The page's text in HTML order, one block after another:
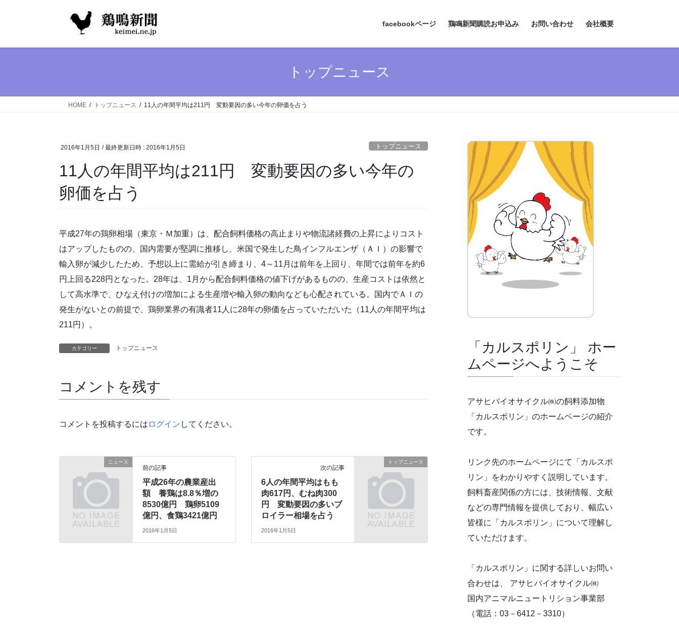
facebookページ 鶏鳴新聞購読お申込み お問い合わせ 会社概要
トップニュース
HOME トップニュース 11人の年間平均は211円 変動要因の多い今年の卵価を占う
2016年1月5日 / 最終更新日時 : 2016年1月5日 トップニュース
11人の年間平均は211円 変動要因の多い今年の
卵価を占う
平成27年の鶏卵相場（東京・Ｍ加重）は、配合飼料価格の高止まりや物流諸経費の上昇によりコスト
はアップしたものの、国内需要が堅調に推移し、米国で発生した鳥インフルエンザ（ＡＩ）の影響で
輸入卵が減少したため、予想以上に需給が引き締まり、4～11月は前年を上回り、年間では前年を約6
円上回る228円となった。28年は、1月から配合飼料価格の値下げがあるものの、生産コストは依然と
して高水準で、ひなえ付けの増加による生産増や輸入卵の動向なども心配されている。国内でＡＩの
発生がないとの前提で、鶏卵業界の有識者11人に28年の卵価を占っていただいた（11人の年間平均は
211円）。
カテゴリー トップニュース
コメントを残す
コメントを投稿するには ログイン してください。
ニュース
前の記事
平成26年の農業産出
額 養鶏は8.8％増の
8530億円 鶏卵5109
億円、食鶏3421億円
2016年1月5日
トップニュース
次の記事
6人の年間平均はもも
肉617円、むね肉300
円 変動要因の多いブ
ロイラー相場を占う
2016年1月5日
「カルスポリン」 ホー
ムページへようこそ
アサヒバイオサイクル㈱の飼料添加物
「カルスポリン」のホームページの紹介
です。
リンク先のホームページにて「カルスポ
リン」をわかりやすく説明しています。
飼料畜産関係の方には、技術情報、文献
などの専門情報を提供しており、幅広い
皆様に「カルスポリン」について理解し
ていただけます。
「カルスポリン」に関する詳しいお問い
合わせは、 アサヒバイオサイクル㈱
国内アニマルニュートリション事業部
（電話：03－6412－3310）